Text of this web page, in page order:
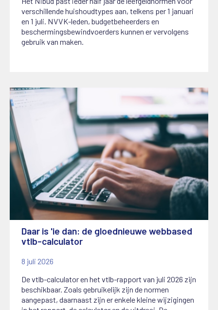
verschillende huishoudtypes aan, telkens per 1 januari
en 1 juli. NVVK-leden, budgetbeheerders en
beschermingsbewindvoerders kunnen er vervolgens
gebruik van maken.
Daar is 'ie dan: de gloednieuwe webbased
vtlb-calculator
8 juli 2026
De vtlb-calculator en het vtlb-rapport van juli 2026 zijn
beschikbaar. Zoals gebruikelijk zijn de normen
aangepast, daarnaast zijn er enkele kleine wijzigingen